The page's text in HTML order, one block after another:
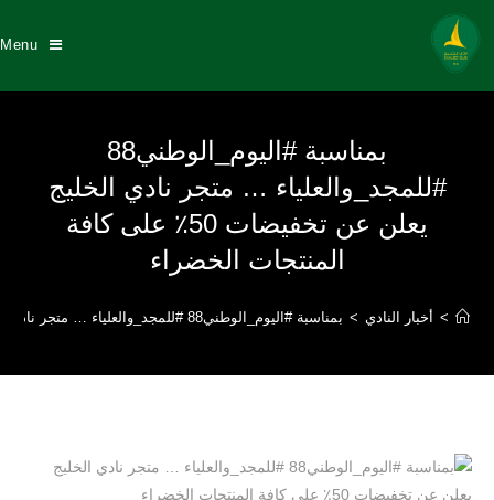
Menu
بمناسبة #اليوم_الوطني88
#للمجد_والعلياء … متجر نادي الخليج
يعلن عن تخفيضات 50٪ على كافة
المنتجات الخضراء
> أخبار النادي > بمناسبة #اليوم_الوطني88 #للمجد_والعلياء … متجر نادي الخليج يعلن عن تخفيضات 50٪ على كافة المنتجات الخضراء